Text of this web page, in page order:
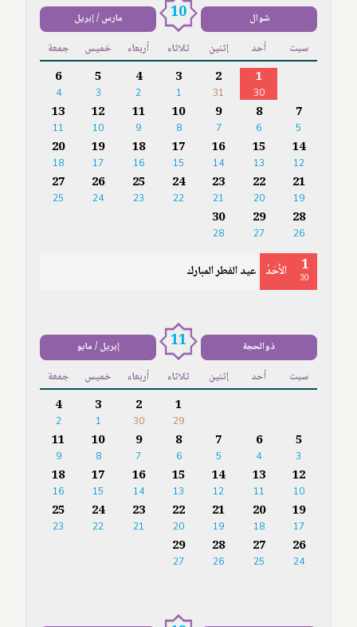
شوال 10 مارس / إبريل
سبت أحد إثنين ثلاثاء أربعاء خميس جمعة
1
30
2
31
3
1
4
2
5
3
6
4
7
5
8
6
9
7
10
8
11
9
12
10
13
11
14
12
15
13
16
14
17
15
18
16
19
17
20
18
21
19
22
20
23
21
24
22
25
23
26
24
27
25
28
26
29
27
30
28
1
30 الأَحَدُ عيد الفطر المبارك
ذوالحجة 11 إبريل / مايو
سبت أحد إثنين ثلاثاء أربعاء خميس جمعة
1
29
2
30
3
1
4
2
5
3
6
4
7
5
8
6
9
7
10
8
11
9
12
10
13
11
14
12
15
13
16
14
17
15
18
16
19
17
20
18
21
19
22
20
23
21
24
22
25
23
26
24
27
25
28
26
29
27